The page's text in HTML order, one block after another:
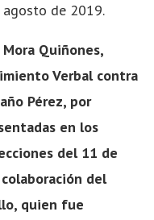
de 2019.
Quiñones,
Verbal contra
Pérez, por
en los
del 11 de
del
quien fue